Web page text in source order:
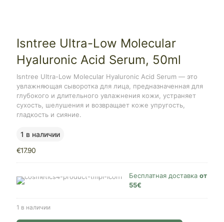
Isntree Ultra-Low Molecular
Hyaluronic Acid Serum, 50ml
Isntree Ultra-Low Molecular Hyaluronic Acid Serum — это
увлажняющая сыворотка для лица, предназначенная для
глубокого и длительного увлажнения кожи, устраняет
сухость, шелушения и возвращает коже упругость,
гладкость и сияние.
1 в наличии
€17.90
Бесплатная доставка от
55€
1 в наличии